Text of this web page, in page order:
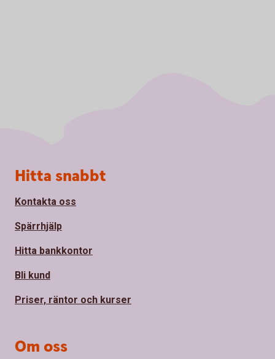
Sidfot
Hitta snabbt
Kontakta oss
Spärrhjälp
Hitta bankkontor
Bli kund
Priser, räntor och kurser
Om oss